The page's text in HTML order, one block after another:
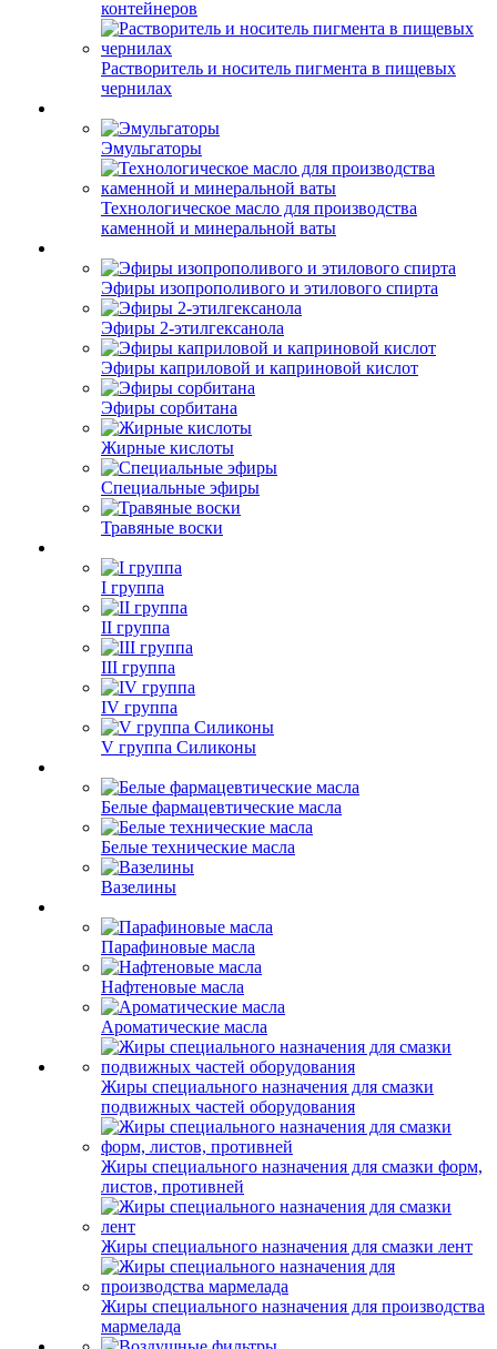
контейнеров
Растворитель и носитель пигмента в пищевых
чернилах
Эмульгаторы
Технологическое масло для производства
каменной и минеральной ваты
Эфиры изопрополивого и этилового спирта
Эфиры 2-этилгексанола
Эфиры каприловой и каприновой кислот
Эфиры сорбитана
Жирные кислоты
Специальные эфиры
Травяные воски
I группа
II группа
III группа
IV группа
V группа Силиконы
Белые фармацевтические масла
Белые технические масла
Вазелины
Парафиновые масла
Нафтеновые масла
Ароматические масла
Жиры специального назначения для смазки
подвижных частей оборудования
Жиры специального назначения для смазки форм,
листов, противней
Жиры специального назначения для смазки лент
Жиры специального назначения для производства
мармелада